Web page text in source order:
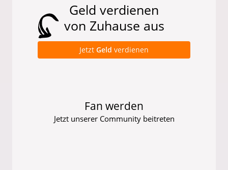
Geld verdienen
von Zuhause aus
Jetzt Geld verdienen
Fan werden
Jetzt unserer Community beitreten